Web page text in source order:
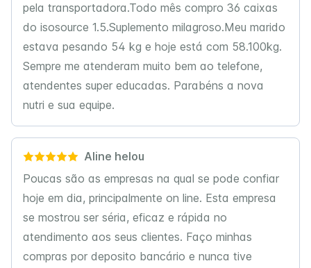
pela transportadora.Todo mês compro 36 caixas
do isosource 1.5.Suplemento milagroso.Meu marido
estava pesando 54 kg e hoje está com 58.100kg.
Sempre me atenderam muito bem ao telefone,
atendentes super educadas. Parabéns a nova
nutri e sua equipe.
Aline helou
Poucas são as empresas na qual se pode confiar
hoje em dia, principalmente on line. Esta empresa
se mostrou ser séria, eficaz e rápida no
atendimento aos seus clientes. Faço minhas
compras por deposito bancário e nunca tive